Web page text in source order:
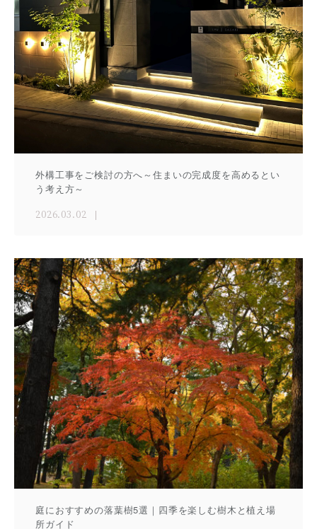
外構工事をご検討の方へ～住まいの完成度を高めるとい
う考え方～
2026.03.02
庭におすすめの落葉樹5選｜四季を楽しむ樹木と植え場
所ガイド